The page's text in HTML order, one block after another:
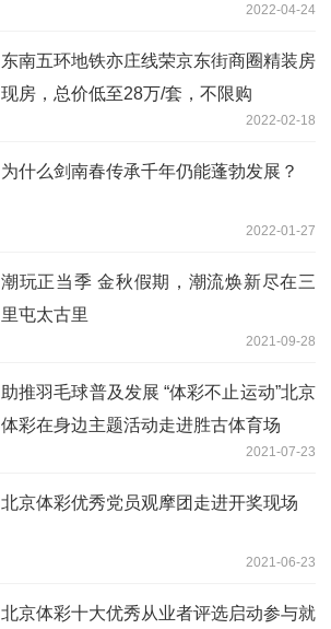
2022-04-24
东南五环地铁亦庄线荣京东街商圈精装房
现房，总价低至28万/套，不限购
2022-02-18
为什么剑南春传承千年仍能蓬勃发展？
2022-01-27
潮玩正当季 金秋假期，潮流焕新尽在三
里屯太古里
2021-09-28
助推羽毛球普及发展 “体彩不止运动”北京
体彩在身边主题活动走进胜古体育场
2021-07-23
北京体彩优秀党员观摩团走进开奖现场
2021-06-23
北京体彩十大优秀从业者评选启动参与就